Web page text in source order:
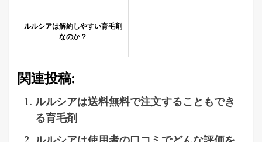
ルルシアは解約しやすい育毛剤
なのか？
関連投稿:
ルルシアは送料無料で注文することもでき
る育毛剤